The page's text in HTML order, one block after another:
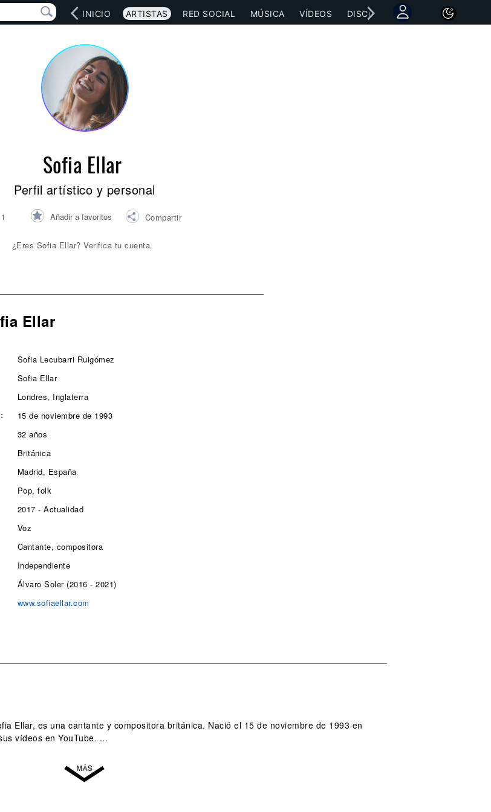
INICIO ARTISTAS RED SOCIAL MÚSICA VÍDEOS DISCOGRAFÍAS CONCIERTOS
Sofia Ellar
Perfil artístico y personal
1 Añadir a favoritos Compartir
¿Eres Sofia Ellar? Verifica tu cuenta.
Ellar
Sofia Lecubarri Ruigómez
Sofia Ellar
Londres, Inglaterra
15 de noviembre de 1993
32 años
Británica
Madrid, España
Pop, folk
2017 - Actualidad
Voz
Cantante, compositora
Independiente
Álvaro Soler (2016 - 2021)
www.sofiaellar.com
Ellar, es una cantante y compositora británica. Nació el 15 de noviembre de 1993 en
vídeos en YouTube. ...